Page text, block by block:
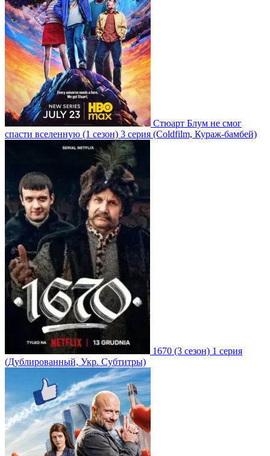
Стюарт Блум не смог
спасти вселенную (1 сезон) 3 серия (Coldfilm, Кураж-бамбей)
1670 (3 сезон) 1 серия
(Дублированный, Укр. Субтитры)